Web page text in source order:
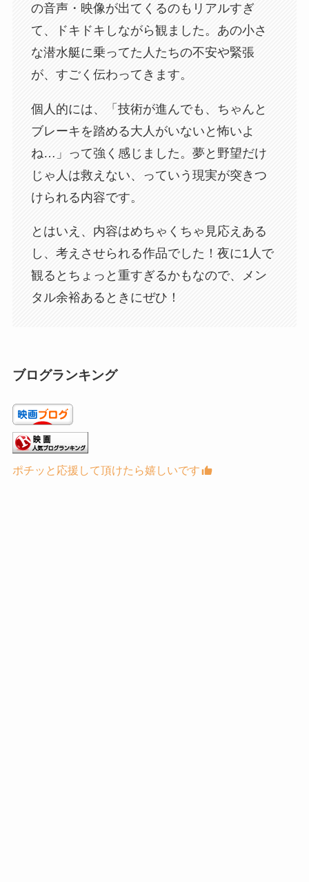
の音声・映像が出てくるのもリアルすぎ
て、ドキドキしながら観ました。あの小さ
な潜水艇に乗ってた人たちの不安や緊張
が、すごく伝わってきます。
個人的には、「技術が進んでも、ちゃんと
ブレーキを踏める大人がいないと怖いよ
ね…」って強く感じました。夢と野望だけ
じゃ人は救えない、っていう現実が突きつ
けられる内容です。
とはいえ、内容はめちゃくちゃ見応えある
し、考えさせられる作品でした！夜に1人で
観るとちょっと重すぎるかもなので、メン
タル余裕あるときにぜひ！
ブログランキング
ポチッと応援して頂けたら嬉しいです